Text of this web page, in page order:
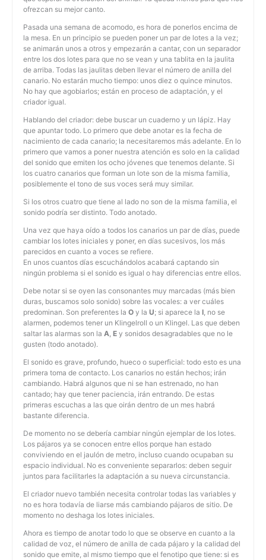
ofrezcan su mejor canto.
Pasada una semana de acomodo, es hora de ponerlos encima de
la mesa. En un principio se pueden poner un par de lotes a la vez;
se animarán unos a otros y empezarán a cantar, con un separador
entre los dos lotes para que no se vean y una tablita en la jaulita
de arriba. Todas las jaulitas deben llevar el número de anilla del
canario. No estarán mucho tiempo: unos diez o quince minutos.
No hay que agobiarlos; están en proceso de adaptación, y el
criador igual.
Hablando del criador: debe buscar un cuaderno y un lápiz. Hay
que apuntar todo. Lo primero que debe anotar es la fecha de
nacimiento de cada canario; la necesitaremos más adelante. En lo
primero que vamos a poner nuestra atención es solo en la calidad
del sonido que emiten los ocho jóvenes que tenemos delante. Si
los cuatro canarios que forman un lote son de la misma familia,
posiblemente el tono de sus voces será muy similar.
Si los otros cuatro que tiene al lado no son de la misma familia, el
sonido podría ser distinto. Todo anotado.
Una vez que haya oído a todos los canarios un par de días, puede
cambiar los lotes iniciales y poner, en días sucesivos, los más
parecidos en cuanto a voces se refiere.
En unos cuantos días escuchándolos acabará captando sin
ningún problema si el sonido es igual o hay diferencias entre ellos.
Debe notar si se oyen las consonantes muy marcadas (más bien
duras, buscamos solo sonido) sobre las vocales: a ver cuáles
predominan. Son preferentes la O y la U; si aparece la I, no se
alarmen, podemos tener un Klingelroll o un Klingel. Las que deben
saltar las alarmas son la A, E y sonidos desagradables que no le
gusten (todo anotado).
El sonido es grave, profundo, hueco o superficial: todo esto es una
primera toma de contacto. Los canarios no están hechos; irán
cambiando. Habrá algunos que ni se han estrenado, no han
cantado; hay que tener paciencia, irán entrando. De estas
primeras escuchas a las que oirán dentro de un mes habrá
bastante diferencia.
De momento no se debería cambiar ningún ejemplar de los lotes.
Los pájaros ya se conocen entre ellos porque han estado
conviviendo en el jaulón de metro, incluso cuando ocupaban su
espacio individual. No es conveniente separarlos: deben seguir
juntos para facilitarles la adaptación a su nueva circunstancia.
El criador nuevo también necesita controlar todas las variables y
no es hora todavía de liarse más cambiando pájaros de sitio. De
momento no deshaga los lotes iniciales.
Ahora es tiempo de anotar todo lo que se observe en cuanto a la
calidad de voz, el número de anilla de cada pájaro y la calidad del
sonido que emite, al mismo tiempo que el fenotipo que tiene: si es